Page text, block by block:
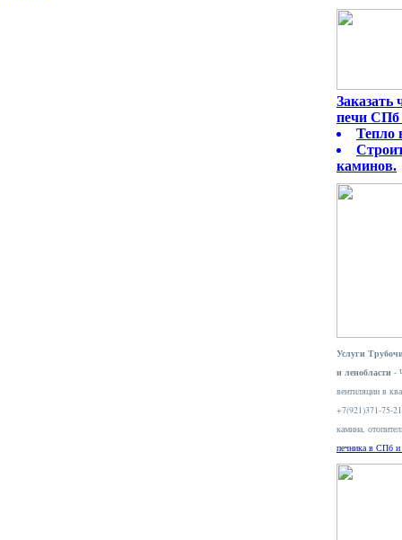
Заказать
печи СПб
Тепло
каминов.
Услуги
и ленобласти -
вентиляции в
+7(921)371-75-
камина,
печника в СПб и